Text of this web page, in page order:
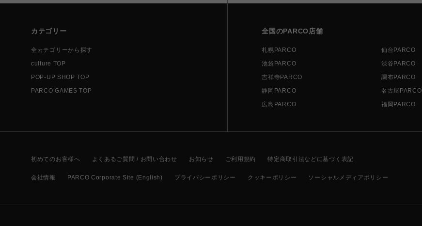
カテゴリー
全カテゴリーから探す
culture TOP
POP-UP SHOP TOP
PARCO GAMES TOP
全国のPARCO店舗
札幌PARCO 仙台PARCO
池袋PARCO
渋谷PARCO
吉祥寺PARCO
調布PARCO
静岡PARCO
名古屋PARCO
広島PARCO
福岡PARCO
初めてのお客様へ よくあるご質問 / お問い合わせ お知らせ ご利用規約 特定商取引法などに基づく表記
会社情報 PARCO Corporate Site (English) プライバシーポリシー クッキーポリシー ソーシャルメディアポリシー